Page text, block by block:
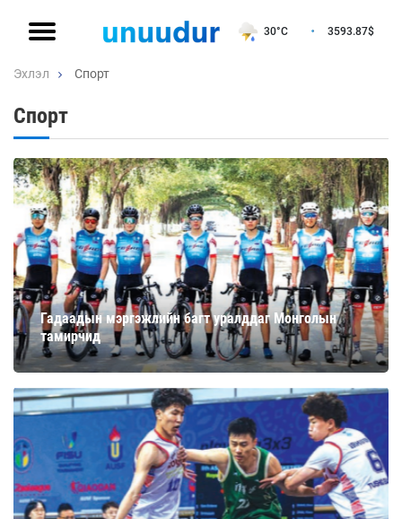
30°C 3593.87$
Эхлэл Спорт
Спорт
Гадаадын мэргэжлийн багт уралддаг Монголын
тамирчид